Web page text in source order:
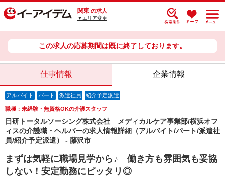
関東 の求人
▼エリア変更
この求人の応募期間は既に終了しております。
仕事情報 企業情報
アルバイト パート 派遣社員 紹介予定派遣
職種：未経験・無資格OKの介護スタッフ
日研トータルソーシング株式会社 メディカルケア事業部/横浜オフ
ィスの介護職・ヘルパーの求人情報詳細（アルバイト/パート/派遣社
員/紹介予定派遣） - 藤沢市
まずは気軽に職場見学から♪ 働き方も雰囲気も妥協
しない！安定勤務にピッタリ◎